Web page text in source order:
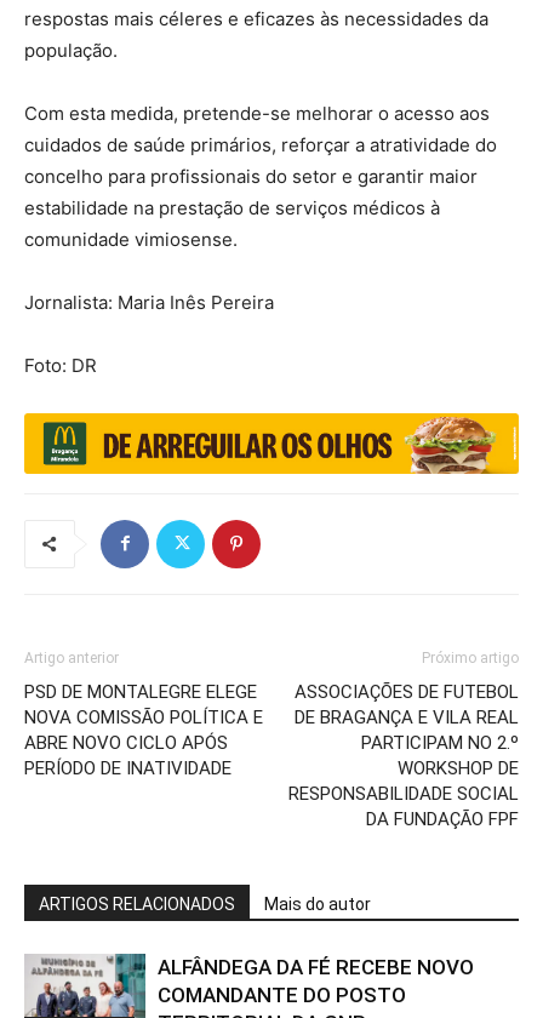
respostas mais céleres e eficazes às necessidades da
população.
Com esta medida, pretende-se melhorar o acesso aos
cuidados de saúde primários, reforçar a atratividade do
concelho para profissionais do setor e garantir maior
estabilidade na prestação de serviços médicos à
comunidade vimiosense.
Jornalista: Maria Inês Pereira
Foto: DR
Artigo anterior
PSD DE MONTALEGRE ELEGE
NOVA COMISSÃO POLÍTICA E
ABRE NOVO CICLO APÓS
PERÍODO DE INATIVIDADE
Próximo artigo
ASSOCIAÇÕES DE FUTEBOL
DE BRAGANÇA E VILA REAL
PARTICIPAM NO 2.º
WORKSHOP DE
RESPONSABILIDADE SOCIAL
DA FUNDAÇÃO FPF
ARTIGOS RELACIONADOS Mais do autor
ALFÂNDEGA DA FÉ RECEBE NOVO
COMANDANTE DO POSTO